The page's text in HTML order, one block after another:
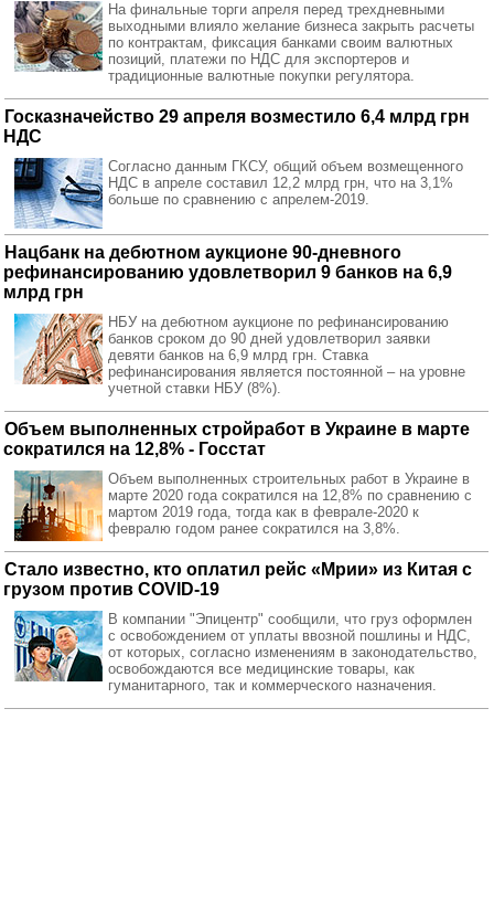
На финальные торги апреля перед трехдневными
выходными влияло желание бизнеса закрыть расчеты
по контрактам, фиксация банками своим валютных
позиций, платежи по НДС для экспортеров и
традиционные валютные покупки регулятора.
Госказначейство 29 апреля возместило 6,4 млрд грн
НДС
Согласно данным ГКСУ, общий объем возмещенного
НДС в апреле составил 12,2 млрд грн, что на 3,1%
больше по сравнению с апрелем-2019.
Нацбанк на дебютном аукционе 90-дневного
рефинансированию удовлетворил 9 банков на 6,9
млрд грн
НБУ на дебютном аукционе по рефинансированию
банков сроком до 90 дней удовлетворил заявки
девяти банков на 6,9 млрд грн. Ставка
рефинансирования является постоянной – на уровне
учетной ставки НБУ (8%).
Объем выполненных стройработ в Украине в марте
сократился на 12,8% - Госстат
Объем выполненных строительных работ в Украине в
марте 2020 года сократился на 12,8% по сравнению с
мартом 2019 года, тогда как в феврале-2020 к
февралю годом ранее сократился на 3,8%.
Стало известно, кто оплатил рейс «Мрии» из Китая с
грузом против COVID-19
В компании "Эпицентр" сообщили, что груз оформлен
с освобождением от уплаты ввозной пошлины и НДС,
от которых, согласно изменениям в законодательство,
освобождаются все медицинские товары, как
гуманитарного, так и коммерческого назначения.